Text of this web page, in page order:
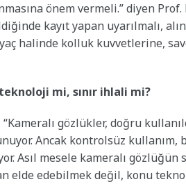
önem vermeli.” diyen
kayıt yapan uyarılmalı,
halinde kolluk kuvvetlerine,
mi, sınır ihlali mi?
gözlükler, doğru
Ancak kontrolsüz
Asıl mesele kameralı
elde edebilmek değil, konu